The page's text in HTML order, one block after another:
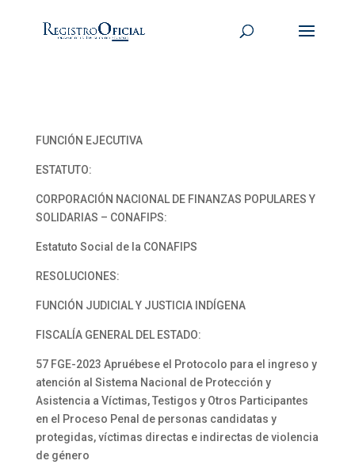
FUNCIÓN EJECUTIVA
ESTATUTO:
CORPORACIÓN NACIONAL DE FINANZAS POPULARES Y
SOLIDARIAS – CONAFIPS:
Estatuto Social de la CONAFIPS
RESOLUCIONES:
FUNCIÓN JUDICIAL Y JUSTICIA INDÍGENA
FISCALÍA GENERAL DEL ESTADO:
57 FGE-2023 Apruébese el Protocolo para el ingreso y
atención al Sistema Nacional de Protección y
Asistencia a Víctimas, Testigos y Otros Participantes
en el Proceso Penal de personas candidatas y
protegidas, víctimas directas e indirectas de violencia
de género